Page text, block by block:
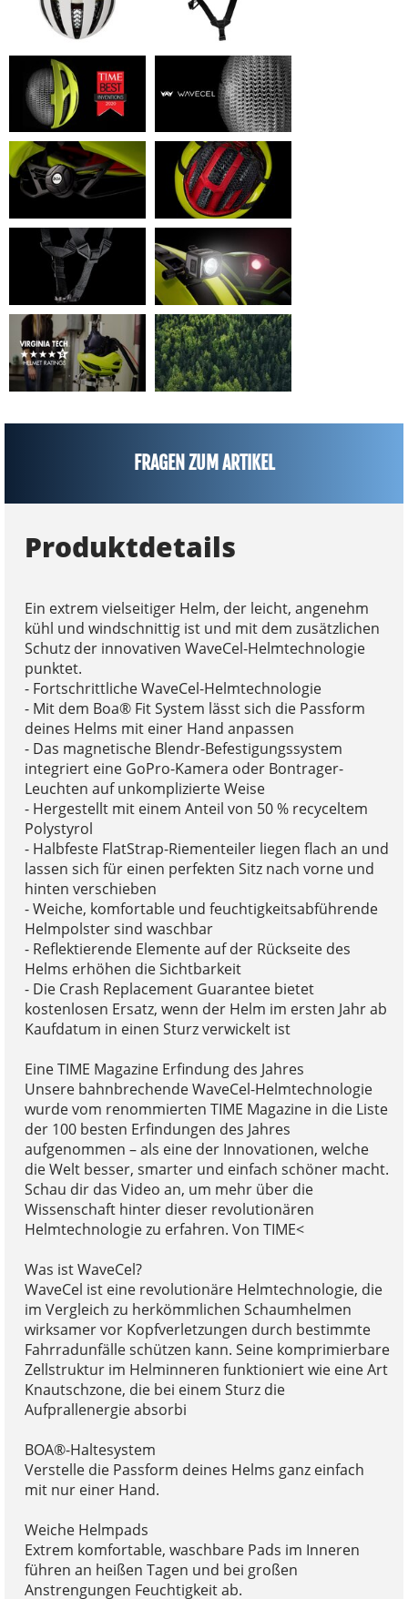
FRAGEN ZUM ARTIKEL
Produktdetails
Ein extrem vielseitiger Helm, der leicht, angenehm
kühl und windschnittig ist und mit dem zusätzlichen
Schutz der innovativen WaveCel-Helmtechnologie
punktet.
- Fortschrittliche WaveCel-Helmtechnologie
- Mit dem Boa® Fit System lässt sich die Passform
deines Helms mit einer Hand anpassen
- Das magnetische Blendr-Befestigungssystem
integriert eine GoPro-Kamera oder Bontrager-
Leuchten auf unkomplizierte Weise
- Hergestellt mit einem Anteil von 50 % recyceltem
Polystyrol
- Halbfeste FlatStrap-Riementeiler liegen flach an und
lassen sich für einen perfekten Sitz nach vorne und
hinten verschieben
- Weiche, komfortable und feuchtigkeitsabführende
Helmpolster sind waschbar
- Reflektierende Elemente auf der Rückseite des
Helms erhöhen die Sichtbarkeit
- Die Crash Replacement Guarantee bietet
kostenlosen Ersatz, wenn der Helm im ersten Jahr ab
Kaufdatum in einen Sturz verwickelt ist
Eine TIME Magazine Erfindung des Jahres
Unsere bahnbrechende WaveCel-Helmtechnologie
wurde vom renommierten TIME Magazine in die Liste
der 100 besten Erfindungen des Jahres
aufgenommen – als eine der Innovationen, welche
die Welt besser, smarter und einfach schöner macht.
Schau dir das Video an, um mehr über die
Wissenschaft hinter dieser revolutionären
Helmtechnologie zu erfahren. Von TIME<
Was ist WaveCel?
WaveCel ist eine revolutionäre Helmtechnologie, die
im Vergleich zu herkömmlichen Schaumhelmen
wirksamer vor Kopfverletzungen durch bestimmte
Fahrradunfälle schützen kann. Seine komprimierbare
Zellstruktur im Helminneren funktioniert wie eine Art
Knautschzone, die bei einem Sturz die
Aufprallenergie absorbi
BOA®-Haltesystem
Verstelle die Passform deines Helms ganz einfach
mit nur einer Hand.
Weiche Helmpads
Extrem komfortable, waschbare Pads im Inneren
führen an heißen Tagen und bei großen
Anstrengungen Feuchtigkeit ab.